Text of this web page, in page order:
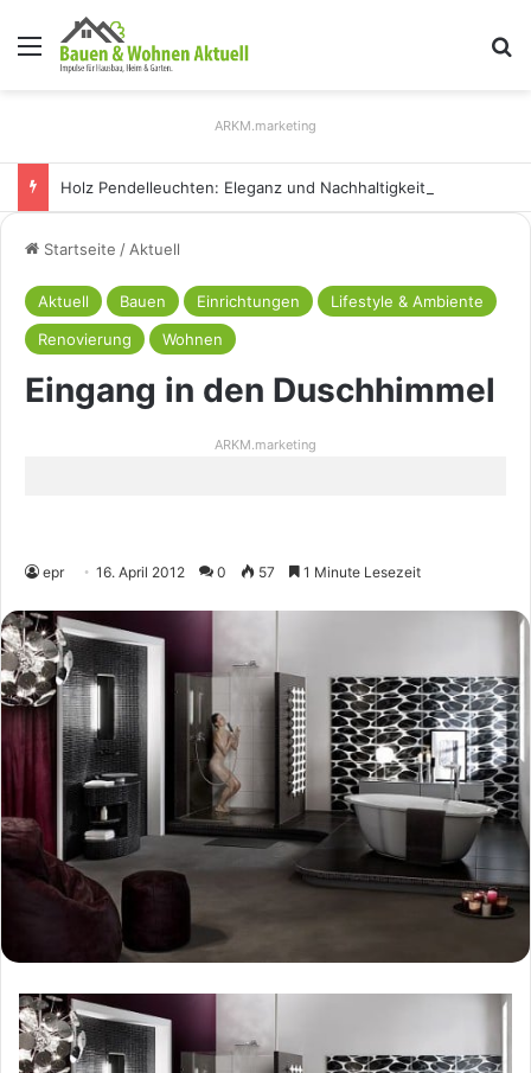
Menü
ARKM.marketing
Startseite / Aktuell
Aktuell Bauen Einrichtungen
Lifestyle & Ambiente
Renovierung
Wohnen
Eingang in den Duschhimmel
ARKM.marketing
epr 16. April 2012 0 57 1 Minute Lesezeit